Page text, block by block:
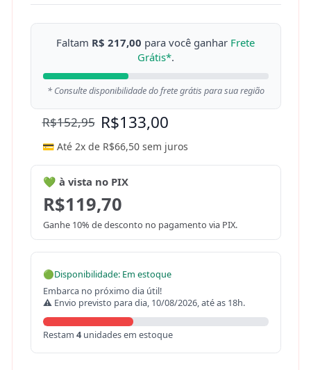
Faltam R$ 217,00 para você ganhar Frete
Grátis*.
* Consulte disponibilidade do frete grátis para sua região
R$152,95 R$133,00
💳 Até 2x de R$66,50sem juros
💚 à vista no PIX
R$119,70
Ganhe 10% de desconto no pagamento via PIX.
🟢Disponibilidade: Em estoque
Embarca no próximo dia útil!
⚠ Envio previsto para dia, 10/08/2026, até as 18h.
Restam 4unidades em estoque